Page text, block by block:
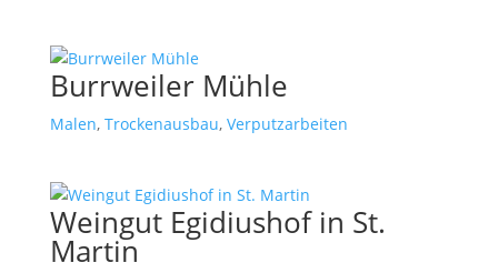
Burrweiler Mühle
Malen, Trockenausbau, Verputzarbeiten
Weingut Egidiushof in St.
Martin